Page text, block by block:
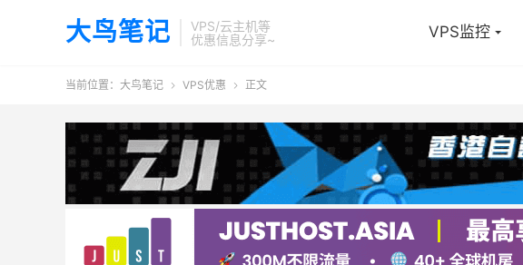
大鸟笔记
VPS/云主机等
优惠信息分享~
VPS监控
当前位置： 大鸟笔记  VPS优惠  正文